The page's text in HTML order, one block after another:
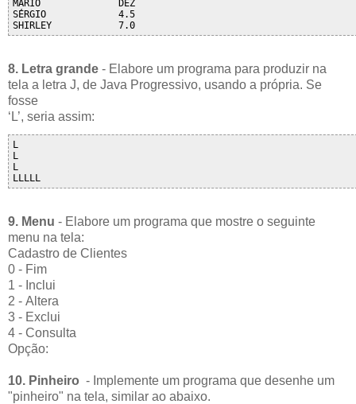
MÁRIO              DEZ
SÉRGIO             4.5
8. Letra grande - Elabore um programa para produzir na
tela a letra J, de Java Progressivo, usando a própria. Se
fosse
‘L’, seria assim:
L
L
L
9. Menu - Elabore um programa que mostre o seguinte
menu na tela:
Cadastro de Clientes
0 - Fim
1 - Inclui
2 - Altera
3 - Exclui
4 - Consulta
Opção:
10. Pinheiro - Implemente um programa que desenhe um
"pinheiro" na tela, similar ao abaixo.